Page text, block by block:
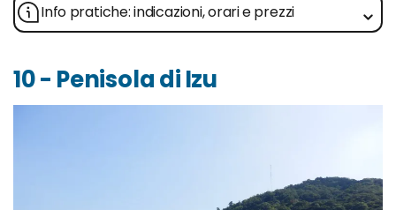
Info pratiche: indicazioni, orari e prezzi
10 - Penisola di Izu